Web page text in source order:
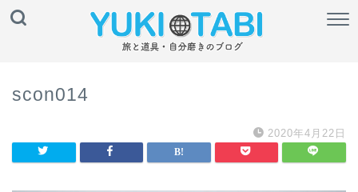
scon014
2020年4月22日